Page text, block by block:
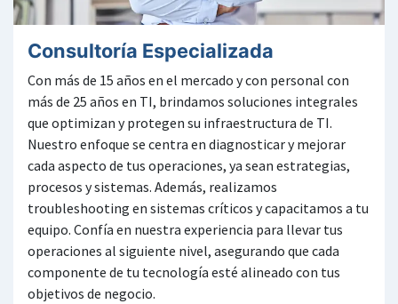
Consultoría Especializada
Con más de 15 años en el mercado y con personal con
más de 25 años en TI, brindamos soluciones integrales
que optimizan y protegen su infraestructura de TI.
Nuestro enfoque se centra en diagnosticar y mejorar
cada aspecto de tus operaciones, ya sean estrategias,
procesos y sistemas. Además, realizamos
troubleshooting en sistemas críticos y capacitamos a tu
equipo. Confía en nuestra experiencia para llevar tus
operaciones al siguiente nivel, asegurando que cada
componente de tu tecnología esté alineado con tus
objetivos de negocio.